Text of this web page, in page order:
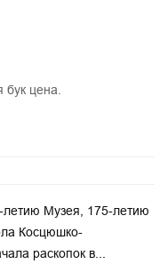
цена.
Музея, 175-летию
Косцюшко-
раскопок в...